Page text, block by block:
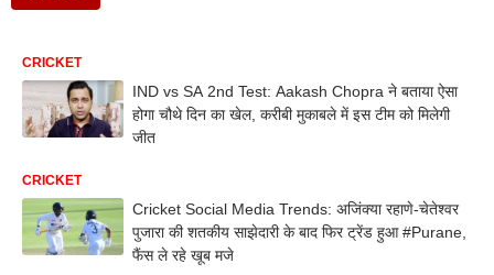
CRICKET
IND vs SA 2nd Test: Aakash Chopra ने बताया ऐसा
होगा चौथे दिन का खेल, करीबी मुकाबले में इस टीम को मिलेगी
जीत
CRICKET
Cricket Social Media Trends: अजिंक्या रहाणे-चेतेश्वर
पुजारा की शतकीय साझेदारी के बाद फिर ट्रेंड हुआ #Purane,
फैंस ले रहे खूब मजे